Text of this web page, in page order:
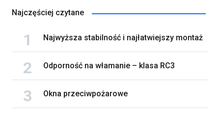
Najczęściej czytane
Najwyższa stabilność i najłatwiejszy montaż
Odporność na włamanie – klasa RC3
Okna przeciwpożarowe